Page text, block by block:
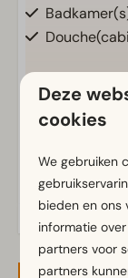
Buiten
Terras
Keuken
Ingerichte
Koelkast
Deze
cookies
We gebruiken
bieden en ons
informatie
partners voor
partners